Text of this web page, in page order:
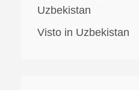
Uzbekistan
Visto in Uzbekistan